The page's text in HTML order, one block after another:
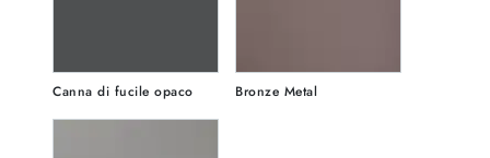
Canna di fucile opaco Bronze Metal